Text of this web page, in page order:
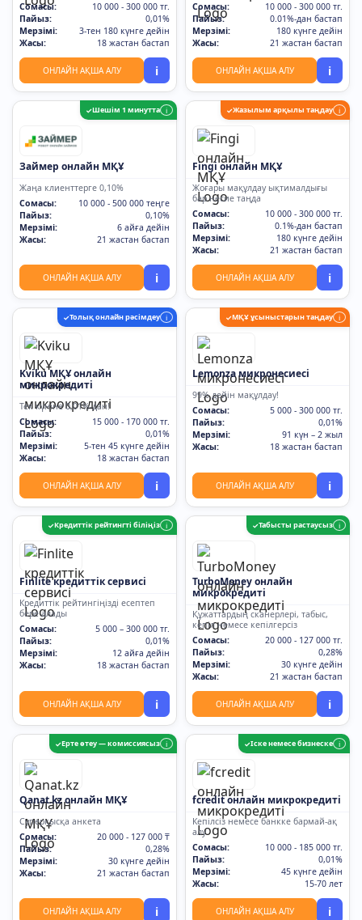
Сомасы:
10 000 - 300 000 тг.
Пайыз:
0,01%
Мерзімі:
3-тен 180 күнге дейін
Жасы:
18 жастан бастап
ОНЛАЙН АҚША АЛУ i
Сомасы:
10 000 - 300 000 тг.
Пайыз:
0.01%-дан бастап
Мерзімі:
180 күнге дейін
Жасы:
21 жастан бастап
ОНЛАЙН АҚША АЛУ i
✓Шешім 1 минутта i
Займер онлайн МҚҰ
Жаңа клиенттерге 0,10%
Сомасы:
10 000 - 500 000 теңге
Пайыз:
0,10%
Мерзімі:
6 айға дейін
Жасы:
21 жастан бастап
ОНЛАЙН АҚША АЛУ i
✓Жазылым арқылы таңдау i
Fingi онлайн МҚҰ
Жоғары мақұлдау ықтималдығы
бар несие таңда
Сомасы:
10 000 - 300 000 тг.
Пайыз:
0.1%-дан бастап
Мерзімі:
180 күнге дейін
Жасы:
21 жастан бастап
ОНЛАЙН АҚША АЛУ i
✓Толық онлайн рәсімдеу i
Kviku МҚҰ онлайн
микрокредиті
Тек күніне 0,01%-дан!
Сомасы:
15 000 - 170 000 тг.
Пайыз:
0,01%
Мерзімі:
5-тен 45 күнге дейін
Жасы:
18 жастан бастап
ОНЛАЙН АҚША АЛУ i
✓МҚҰ ұсыныстарын таңдау i
Lemonza микронесиесі
99% дейін мақұлдау!
Сомасы:
5 000 - 300 000 тг.
Пайыз:
0,01%
Мерзімі:
91 күн – 2 жыл
Жасы:
18 жастан бастап
ОНЛАЙН АҚША АЛУ i
✓Кредиттік рейтингті біліңіз i
Finlite кредиттік сервисі
Кредиттік рейтингіңізді есептеп
бере алады
Сомасы:
5 000 – 300 000 тг.
Пайыз:
0,01%
Мерзімі:
12 айға дейін
Жасы:
18 жастан бастап
ОНЛАЙН АҚША АЛУ i
✓Табысты растаусыз i
TurboMoney онлайн
микрокредиті
Құжаттардың сканерлері, табыс,
кепіл немесе кепілгерсіз
Сомасы:
20 000 - 127 000 тг.
Пайыз:
0,28%
Мерзімі:
30 күнге дейін
Жасы:
21 жастан бастап
ОНЛАЙН АҚША АЛУ i
✓Ерте өтеу — комиссиясыз i
Qanat.kz онлайн МҚҰ
Суперқысқа анкета
Сомасы:
20 000 - 127 000 ₸
Пайыз:
0,28%
Мерзімі:
30 күнге дейін
Жасы:
21 жастан бастап
ОНЛАЙН АҚША АЛУ i
✓Іске немесе бизнеске i
fcredit онлайн микрокредиті
Кепілсіз немесе банкке бармай-ақ
алу
Сомасы:
10 000 - 185 000 тг.
Пайыз:
0,01%
Мерзімі:
45 күнге дейін
Жасы:
15-70 лет
ОНЛАЙН АҚША АЛУ i